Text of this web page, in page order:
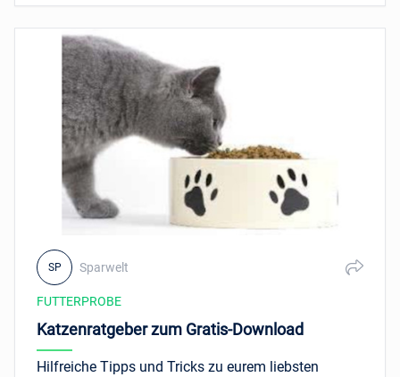
FUTTERPROBE
Katzenratgeber zum Gratis-Download
Hilfreiche Tipps und Tricks zu eurem liebsten
SP Sparwelt